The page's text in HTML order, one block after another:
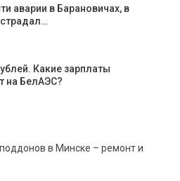
аварии в Барановичах, в
Какие зарплаты
на БелАЭС?
в Минске – ремонт и